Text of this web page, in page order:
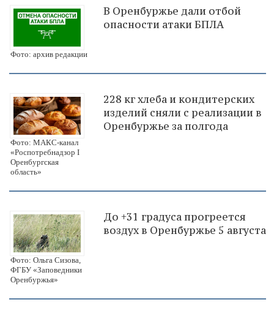
Фото: архив редакции
В Оренбуржье дали отбой
опасности атаки БПЛА
Фото: МАКС-канал
«Роспотребнадзор I
Оренбургская
область»
228 кг хлеба и кондитерских
изделий сняли с реализации в
Оренбуржье за полгода
Фото: Ольга Сизова,
ФГБУ «Заповедники
Оренбуржья»
До +31 градуса прогреется
воздух в Оренбуржье 5 августа